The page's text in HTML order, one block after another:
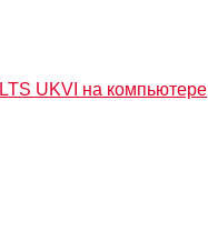
UKVI на компьютере